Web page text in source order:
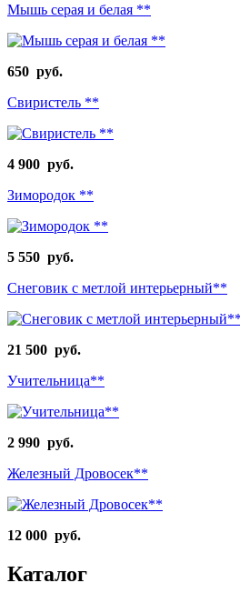
Мышь серая и белая **
650 руб.
Свиристель **
4 900 руб.
Зимородок **
5 550 руб.
Снеговик с метлой интерьерный**
21 500 руб.
Учительница**
2 990 руб.
Железный Дровосек**
12 000 руб.
Каталог